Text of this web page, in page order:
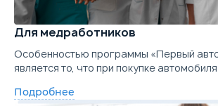
Для медработников
Особенностью программы «Первый
является то, что при покупке
Подробнее